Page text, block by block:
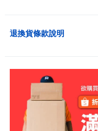
退換貨條款說明